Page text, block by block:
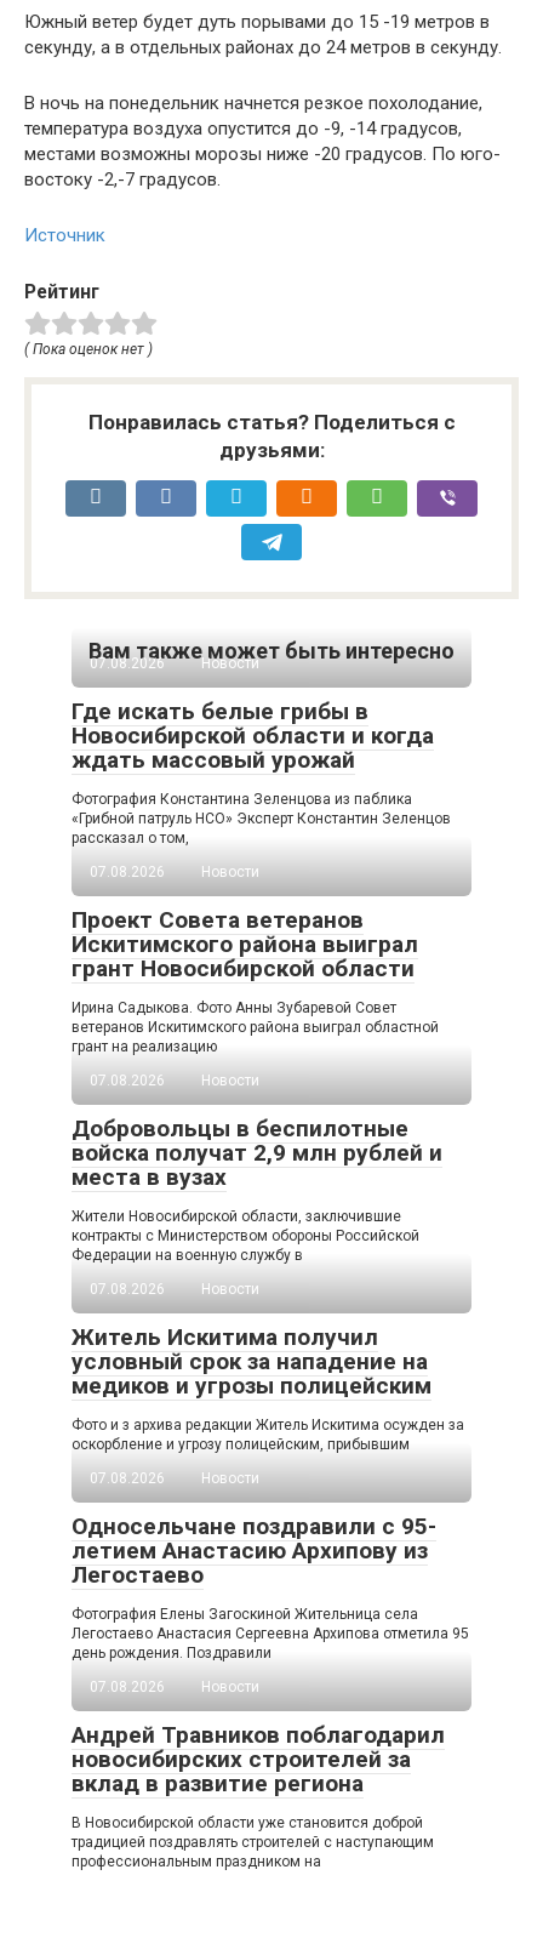
Южный ветер будет дуть порывами до 15 -19 метров в
секунду, а в отдельных районах до 24 метров в секунду.
В ночь на понедельник начнется резкое похолодание,
температура воздуха опустится до -9, -14 градусов,
местами возможны морозы ниже -20 градусов. По юго-
востоку -2,-7 градусов.
Источник
Рейтинг
( Пока оценок нет )
Понравилась статья? Поделиться с
друзьями:
Вам также может быть интересно
07.08.2026 Новости
Где искать белые грибы в
Новосибирской области и когда
ждать массовый урожай
Фотография Константина Зеленцова из паблика
«Грибной патруль НСО» Эксперт Константин Зеленцов
рассказал о том,
07.08.2026
Новости
Проект Совета ветеранов
Искитимского района выиграл
грант Новосибирской области
Ирина Садыкова. Фото Анны Зубаревой Совет
ветеранов Искитимского района выиграл областной
грант на реализацию
07.08.2026
Новости
Добровольцы в беспилотные
войска получат 2,9 млн рублей и
места в вузах
Жители Новосибирской области, заключившие
контракты с Министерством обороны Российской
Федерации на военную службу в
07.08.2026
Новости
Житель Искитима получил
условный срок за нападение на
медиков и угрозы полицейским
Фото и з архива редакции Житель Искитима осужден за
оскорбление и угрозу полицейским, прибывшим
07.08.2026
Новости
Односельчане поздравили с 95-
летием Анастасию Архипову из
Легостаево
Фотография Елены Загоскиной Жительница села
Легостаево Анастасия Сергеевна Архипова отметила 95
день рождения. Поздравили
07.08.2026
Новости
Андрей Травников поблагодарил
новосибирских строителей за
вклад в развитие региона
В Новосибирской области уже становится доброй
традицией поздравлять строителей с наступающим
профессиональным праздником на